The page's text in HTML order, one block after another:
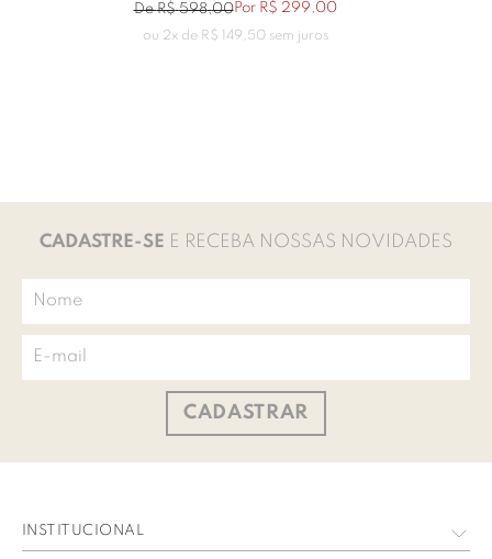
DeR$ 598,00Por R$ 299,00
ou 2x de R$ 149 50sem juros
CADASTRE-SE E RECEBA NOSSAS NOVIDADES
CADASTRAR
INSTITUCIONAL